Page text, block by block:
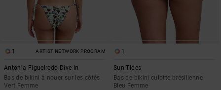
1 ARTIST NETWORK PROGRAM
Antonia Figueiredo Dive In
Bas de bikini à nouer sur les côtés
Vert Femme
1
Sun Tides
Bas de bikini culotte brésilienne
Bleu Femme